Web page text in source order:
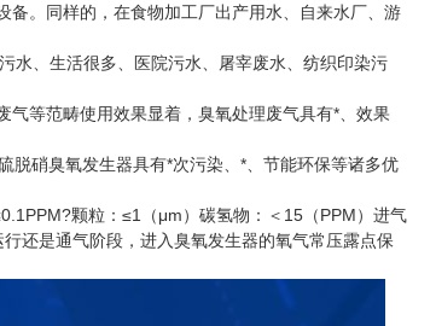
。同样的，在食物加工厂出产用水、自来水厂、游
、生活很多、医院污水、屠宰废水、纺织印染污
等范畴使用效果显着，臭氧处理废气具有*、效果
硝臭氧发生器具有*次污染、*、节能环保等诸多优
颗粒：≤1（μm）碳氢物：＜15（PPM）进气
还是通气阶段，进入臭氧发生器的氧气常压露点保